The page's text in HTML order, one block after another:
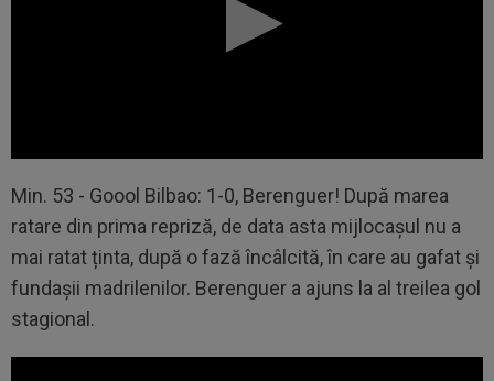
Min. 53 - Goool Bilbao: 1-0, Berenguer! După marea
ratare din prima repriză, de data asta mijlocașul nu a
mai ratat ținta, după o fază încâlcită, în care au gafat și
fundașii madrilenilor. Berenguer a ajuns la al treilea gol
stagional.